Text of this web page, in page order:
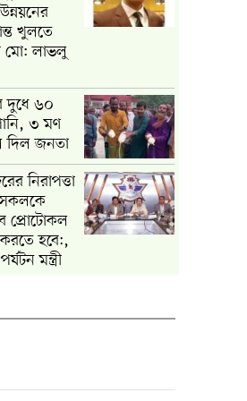
খুলতে
মো: লাভলু
দুধে ৬০
৩ মণ
দিল জনতা
নিরাপত্তা
সকলকে
প্রোটোকল
হবে:,
মন্ত্রী